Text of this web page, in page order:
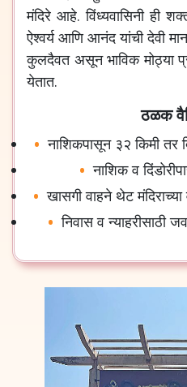
मंदिरे आहे. विंध्यवासिनी ही
ऐश्वर्य आणि आनंद यांची देवी
कुलदैवत असून भाविक मोठ्या
येतात.
ठळक
नाशिकपासून ३२ किमी तर
नाशिक व
खासगी वाहने थेट
निवास व न्याहरीसाठी